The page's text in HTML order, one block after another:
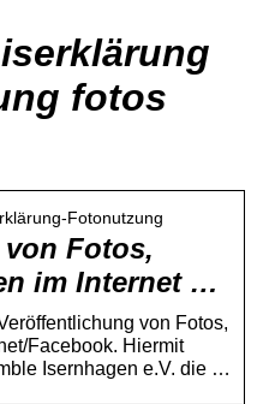
fotos
Fotonutzung
Fotos,
im Internet …
von Fotos,
Facebook. Hiermit
Isernhagen e.V. die …